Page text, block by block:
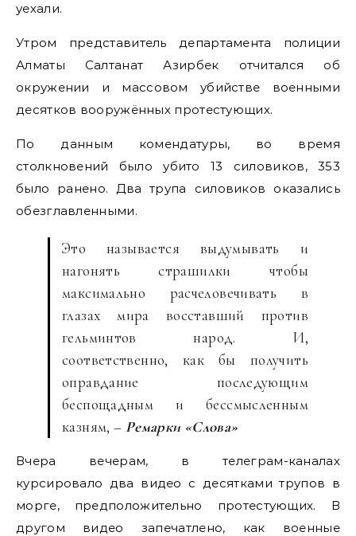
уехали.
Утром представитель департамента полиции
Алматы Салтанат Азирбек отчитался об
окружении и массовом убийстве военными
десятков вооружённых протестующих.
По данным комендатуры, во время
столкновений было убито 13 силовиков, 353
было ранено. Два трупа силовиков оказались
обезглавленными.
Это называется выдумывать и
нагонять страшилки чтобы
максимально расчеловечивать в
глазах мира восставший против
гельминтов народ. И,
соответственно, как бы получить
оправдание последующим
беспощадным и бессмысленным
казням, – Ремарки «Слова»
Вчера вечерам, в телеграм-каналах
курсировало два видео с десятками трупов в
морге, предположительно протестующих. В
другом видео запечатлено, как военные